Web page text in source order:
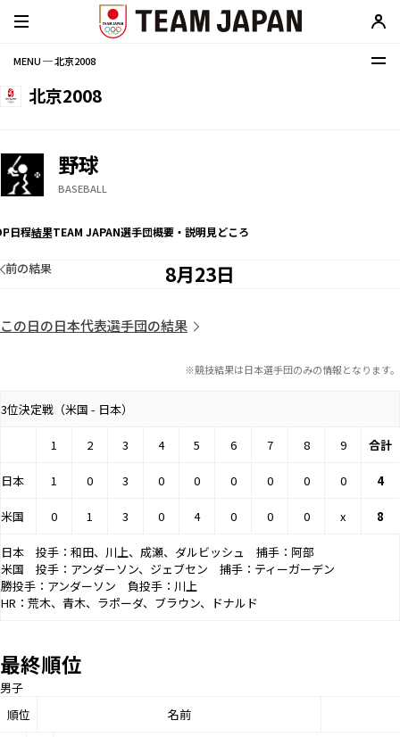
MENU ─ 北京2008
北京2008
野球
BASEBALL
日程結果TEAM JAPAN選手団概要・説明見どころ
8月23日
前の結果
この日の日本代表選手団の結果
※競技結果は日本選手団のみの情報となります。
3位決定戦（米国 - 日本）
1 2 3 4 5 6 7 8 9 合計
日本 1 0 3 0 0 0 0 0 0 4
米国 0 1 3 0 4 0 0 0 x 8
日本 投手：和田、川上、成瀬、ダルビッシュ 捕手：阿部
米国 投手：アンダーソン、ジェブセン 捕手：ティーガーデン
勝投手：アンダーソン 負投手：川上
HR：荒木、青木、ラポーダ、ブラウン、ドナルド
最終順位
男子
順位
名前